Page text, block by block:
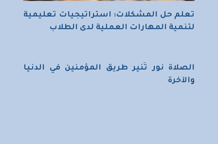
تعلم حل المشكلات: استراتيجيات تعليمية
لتنمية المهارات العملية لدى الطلاب
الصلاة نور تُنير طريق المؤمنين في الدنيا
والآخرة